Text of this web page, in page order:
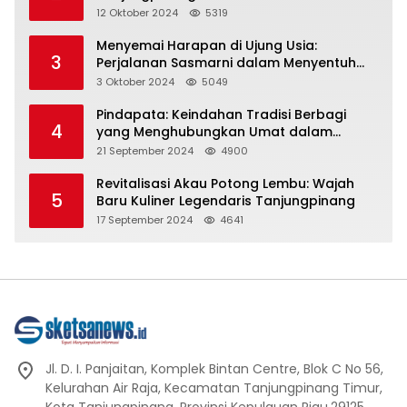
Representasi
12 Oktober 2024 5319
3
Menyemai Harapan di Ujung Usia:
Perjalanan Sasmarni dalam Menyentuh
Hati dan Jiwa
3 Oktober 2024 5049
4
Pindapata: Keindahan Tradisi Berbagi
yang Menghubungkan Umat dalam
Spiritualitas dan Kebersamaan dalam
21 September 2024 4900
5
Revitalisasi Akau Potong Lembu: Wajah
Baru Kuliner Legendaris Tanjungpinang
17 September 2024 4641
Jl. D. I. Panjaitan, Komplek Bintan Centre, Blok C No 56,
Kelurahan Air Raja, Kecamatan Tanjungpinang Timur,